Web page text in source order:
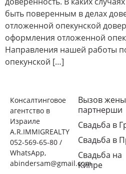
быть поверенным в делах
отложенной опекунской
оформления отложенной
Направления нашей работы
опекунской […]
Консалтинговое
агентство в
Израиле
A.R.IMMIGREALTY
052-569-65-80 /
WhatsApp,
abindersam@gmail.com
Вызов
партнерши
Свадьба в
Свадьба в
Свадьба на
Кипре